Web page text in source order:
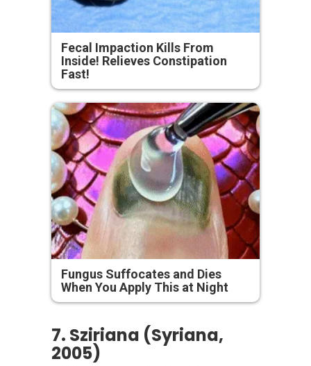
Fecal Impaction Kills From
Inside! Relieves Constipation
Fast!
Fungus Suffocates and Dies
When You Apply This at Night
7. Sziriana (Syriana,
2005)